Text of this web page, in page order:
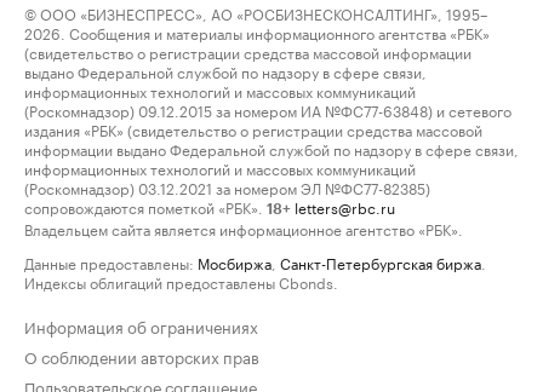
© ООО «БИЗНЕСПРЕСС», АО «РОСБИЗНЕСКОНСАЛТИНГ», 1995–
2026. Сообщения и материалы информационного агентства «РБК»
(свидетельство о регистрации средства массовой информации
выдано Федеральной службой по надзору в сфере связи,
информационных технологий и массовых коммуникаций
(Роскомнадзор) 09.12.2015 за номером ИА №ФС77-63848) и сетевого
издания «РБК» (свидетельство о регистрации средства массовой
информации выдано Федеральной службой по надзору в сфере связи,
информационных технологий и массовых коммуникаций
(Роскомнадзор) 03.12.2021 за номером ЭЛ №ФС77-82385)
сопровождаются пометкой «РБК».
18+ letters@rbc.ru
Владельцем сайта является информационное агентство «РБК».
Данные предоставлены: Мосбиржа Санкт-Петербургская биржа
Индексы облигаций предоставлены Cbonds.
Информация об ограничениях
О соблюдении авторских прав
Пользовательское соглашение